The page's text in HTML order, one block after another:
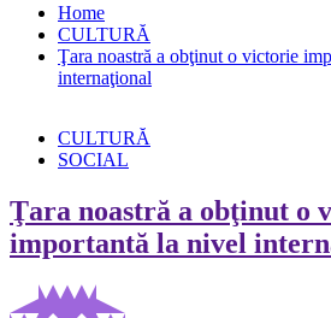
Home
CULTURĂ
Ţara noastră a obţinut o victorie
internaţional
CULTURĂ
SOCIAL
Ţara noastră a obţinut o
importantă la nivel